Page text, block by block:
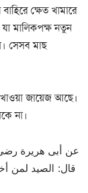
ক্ষেত খামারে
যা মালিকপক্ষ নতুন
সেসব মাছ
জায়েজ আছে।
না।
عن أبى هريرة رضى
قال: الصيد لمن